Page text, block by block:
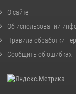
О сайте
Об использовании
Правила обработки
Сообщить об ошибках